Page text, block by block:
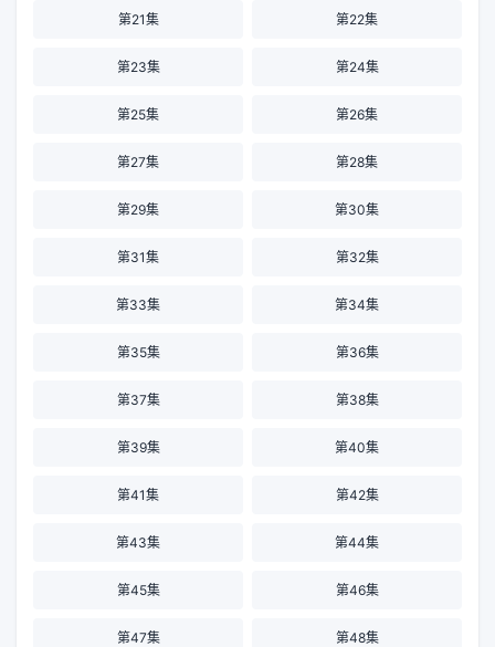
第21集 第22集
第23集 第24集
第25集 第26集
第27集 第28集
第29集 第30集
第31集 第32集
第33集 第34集
第35集 第36集
第37集 第38集
第39集 第40集
第41集 第42集
第43集 第44集
第45集 第46集
第47集 第48集